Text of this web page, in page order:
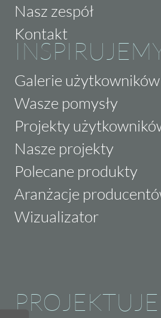
Nasz zespół
Kontakt
Galerie użytkowników
Wasze pomysły
Projekty
Nasze projekty
Polecane produkty
Aranżacje
Wizualizator